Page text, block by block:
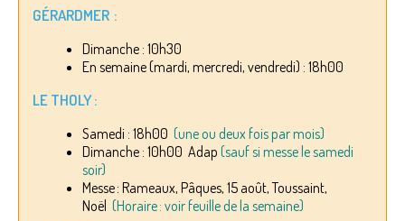
GÉRARDMER :
Dimanche : 10h30
En semaine (mardi, mercredi, vendredi) : 18h00
LE THOLY :
Samedi : 18h00 (une ou deux fois par mois)
Dimanche : 10h00 Adap (sauf si messe le samedi
soir)
Messe : Rameaux, Pâques, 15 août, Toussaint,
Noël (Horaire : voir feuille de la semaine)